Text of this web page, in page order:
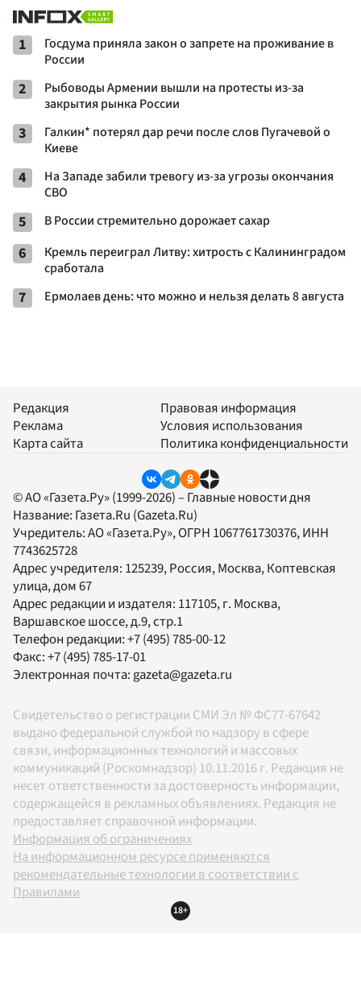
1
Госдума приняла закон о запрете на проживание в
России
2
Рыбоводы Армении вышли на протесты из-за
закрытия рынка России
3
Галкин* потерял дар речи после слов Пугачевой о
Киеве
4
На Западе забили тревогу из-за угрозы окончания
СВО
5 В России стремительно дорожает сахар
6
Кремль переиграл Литву: хитрость с Калининградом
сработала
7 Ермолаев день: что можно и нельзя делать 8 августа
Редакция
Реклама
Карта сайта
Правовая информация
Условия использования
Политика конфиденциальности
© АО «Газета.Ру» (1999-2026) – Главные новости дня
Название: Газета.Ru (Gazeta.Ru)
Учредитель:АО «Газета.Ру», ОГРН 1067761730376, ИНН
7743625728
Адрес учредителя: 125239, Россия, Москва, Коптевская
улица, дом 67
Адрес редакции и издателя: 117105, г. Москва,
Варшавское шоссе, д.9, стр.1
Телефон редакции:+7 (495) 785-00-12
Факс:+7 (495) 785-17-01
Электронная почта: gazeta@gazeta.ru
Свидетельство о регистрации СМИ Эл № ФС77-67642
выдано федеральной службой по надзору в сфере
связи, информационных технологий и массовых
коммуникаций (Роскомнадзор) 10.11.2016 г. Редакция не
несет ответственности за достоверность информации,
содержащейся в рекламных объявлениях. Редакция не
предоставляет справочной информации.
Информация об ограничениях
На информационном ресурсе применяются
рекомендательные технологии в соответствии с
Правилами
18+